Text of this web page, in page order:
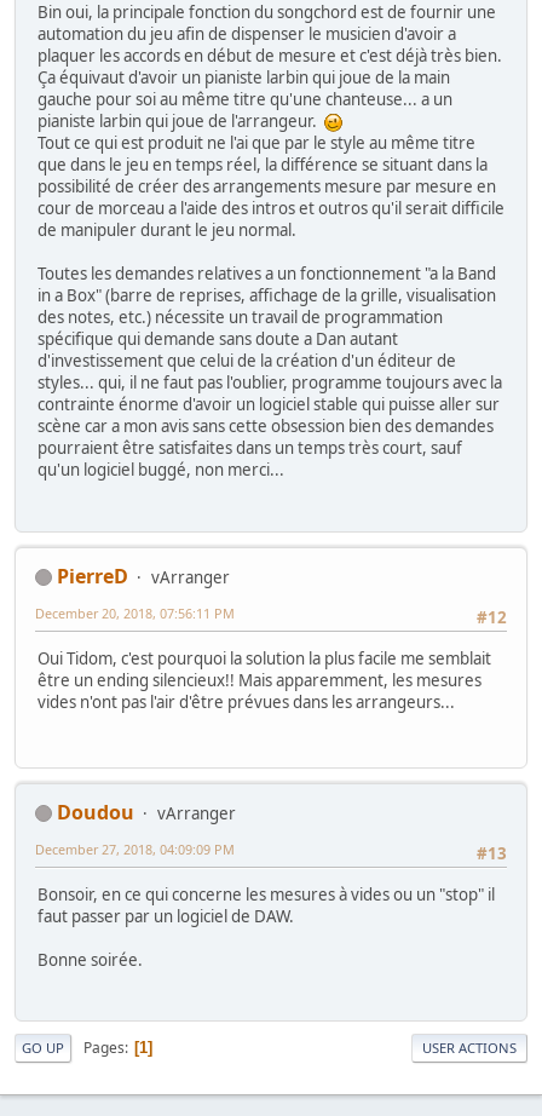
Bin oui, la principale fonction du songchord est de fournir une
automation du jeu afin de dispenser le musicien d'avoir a
plaquer les accords en début de mesure et c'est déjà très bien.
Ça équivaut d'avoir un pianiste larbin qui joue de la main
gauche pour soi au même titre qu'une chanteuse... a un
pianiste larbin qui joue de l'arrangeur.
Tout ce qui est produit ne l'ai que par le style au même titre
que dans le jeu en temps réel, la différence se situant dans la
possibilité de créer des arrangements mesure par mesure en
cour de morceau a l'aide des intros et outros qu'il serait difficile
de manipuler durant le jeu normal.
Toutes les demandes relatives a un fonctionnement "a la Band
in a Box" (barre de reprises, affichage de la grille, visualisation
des notes, etc.) nécessite un travail de programmation
spécifique qui demande sans doute a Dan autant
d'investissement que celui de la création d'un éditeur de
styles... qui, il ne faut pas l'oublier, programme toujours avec la
contrainte énorme d'avoir un logiciel stable qui puisse aller sur
scène car a mon avis sans cette obsession bien des demandes
pourraient être satisfaites dans un temps très court, sauf
qu'un logiciel buggé, non merci...
PierreD
vArranger
#12
December 20, 2018, 07:56:11 PM
Oui Tidom, c'est pourquoi la solution la plus facile me semblait
être un ending silencieux!! Mais apparemment, les mesures
vides n'ont pas l'air d'être prévues dans les arrangeurs...
Doudou
vArranger
#13
December 27, 2018, 04:09:09 PM
Bonsoir, en ce qui concerne les mesures à vides ou un "stop" il
faut passer par un logiciel de DAW.
Bonne soirée.
GO UP Pages 1 USER ACTIONS